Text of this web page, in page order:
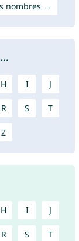
nombres →
H I J
R S T
Z
H I J
R S T